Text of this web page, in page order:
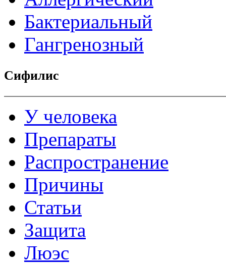
Бактериальный
Гангренозный
Сифилис
У человека
Препараты
Распространение
Причины
Статьи
Защита
Люэс